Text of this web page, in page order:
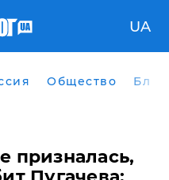
UA
Общество
призналась,